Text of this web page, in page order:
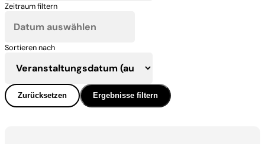
Zeitraum filtern
Sortieren nach
Zurücksetzen Ergebnisse filtern